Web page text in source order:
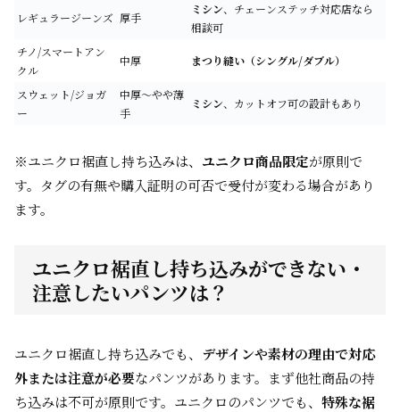
レギュラージーンズ 厚手
ミシン、チェーンステッチ対応店なら
相談可
チノ/スマートアン
クル
中厚 まつり縫い（シングル/ダブル）
スウェット/ジョガ
ー
中厚〜やや薄
手
ミシン、カットオフ可の設計もあり
※ユニクロ裾直し持ち込みは、 ユニクロ商品限定が原則で
す。タグの有無や購入証明の可否で受付が変わる場合があり
ます。
ユニクロ裾直し持ち込みができない・
注意したいパンツは？
ユニクロ裾直し持ち込みでも、 デザインや素材の理由で対応
外または注意が必要なパンツがあります。まず他社商品の持
ち込みは不可が原則です。ユニクロのパンツでも、 特殊な裾